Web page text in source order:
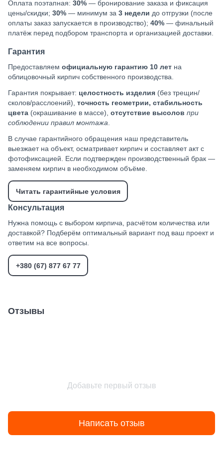
Оплата поэтапная: 30% — бронирование заказа и фиксация
цены/скидки; 30% — минимум за 3 недели до отгрузки (после
оплаты заказ запускается в производство); 40% — финальный
платёж перед подбором транспорта и организацией доставки.
Гарантия
Предоставляем официальную гарантию 10 лет на
облицовочный кирпич собственного производства.
Гарантия покрывает: целостность изделия (без трещин/
сколов/расслоений), точность геометрии, стабильность
цвета (окрашивание в массе), отсутствие высолов при
соблюдении правил монтажа
В случае гарантийного обращения наш представитель
выезжает на объект, осматривает кирпич и составляет акт с
фотофиксацией. Если подтвержден производственный брак —
заменяем кирпич в необходимом объёме.
Читать гарантийные условия
Консультация
Нужна помощь с выбором кирпича, расчётом количества или
доставкой? Подберём оптимальный вариант под ваш проект и
ответим на все вопросы.
+380 (67) 877 67 77
Отзывы
Добавьте первый отзыв
Написать отзыв